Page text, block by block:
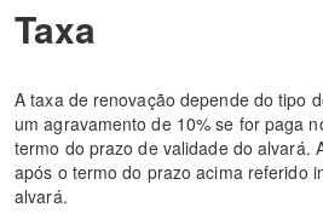
Taxa
A taxa de renovação depende do tipo
um agravamento de 10% se for paga
termo do prazo de validade do alvará.
após o termo do prazo acima referido
alvará.